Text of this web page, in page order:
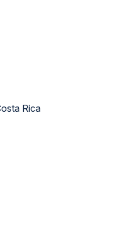
La terminal Costa Rica